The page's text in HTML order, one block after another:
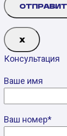
Х
Консультация
Ваше имя
Ваш номер*